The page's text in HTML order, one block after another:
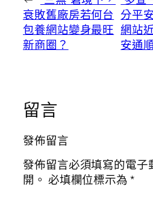
衰敗舊廠房若何台
包養網站變身最旺
新商圈？
分平
網站
安通
留言
發佈留言
發佈留言必須填寫的電子
開。 必填欄位標示為*